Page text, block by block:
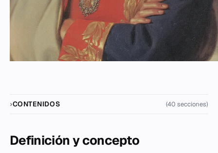
CONTENIDOS (40 secciones)
Definición y concepto